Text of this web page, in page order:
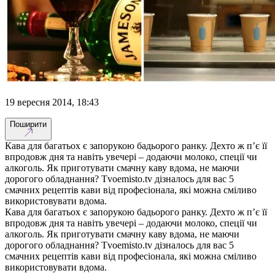
19 вересня 2014, 18:43
Поширити
Кава для багатьох є запорукою бадьорого ранку. Дехто ж п’є її
впродовж дня та навіть увечері – додаючи молоко, спеції чи
алкоголь. Як приготувати смачну каву вдома, не маючи
дорогого обладнання? Tvoemisto.tv дізналось для вас 5
смачних рецептів кави від професіонала, які можна сміливо
використовувати вдома.
Кава для багатьох є запорукою бадьорого ранку. Дехто ж п’є її
впродовж дня та навіть увечері – додаючи молоко, спеції чи
алкоголь. Як приготувати смачну каву вдома, не маючи
дорогого обладнання? Tvoemisto.tv дізналось для вас 5
смачних рецептів кави від професіонала, які можна сміливо
використовувати вдома.